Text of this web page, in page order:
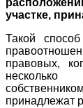
участке,
Такой
правовых,
принадлежат